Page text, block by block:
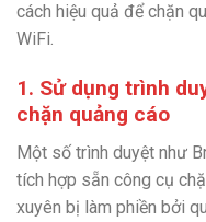
cách hiệu quả để chặn
WiFi.
1. Sử dụng trình
chặn quảng cáo
Một số trình duyệt như
tích hợp sẵn công cụ
xuyên bị làm phiền bởi